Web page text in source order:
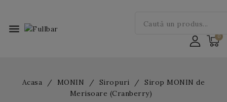
menu
Acasa MONIN Siropuri
Sirop MONIN de
Merisoare (Cranberry)